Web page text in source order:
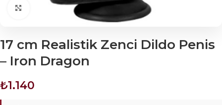
Click to enlarge
17 cm Realistik Zenci Dildo Penis
– Iron Dragon
₺1.140